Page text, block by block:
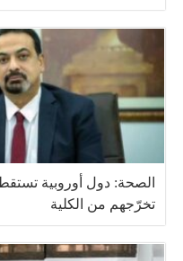
الصحة: دول أوروبية
تخرّجهم من الكلية